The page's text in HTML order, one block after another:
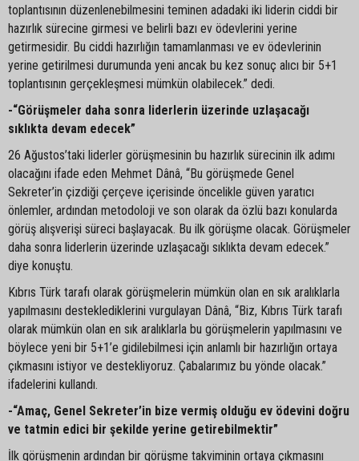
toplantısının düzenlenebilmesini teminen adadaki iki liderin ciddi bir
hazırlık sürecine girmesi ve belirli bazı ev ödevlerini yerine
getirmesidir. Bu ciddi hazırlığın tamamlanması ve ev ödevlerinin
yerine getirilmesi durumunda yeni ancak bu kez sonuç alıcı bir 5+1
toplantısının gerçekleşmesi mümkün olabilecek.” dedi.
-“Görüşmeler daha sonra liderlerin üzerinde uzlaşacağı
sıklıkta devam edecek”
26 Ağustos’taki liderler görüşmesinin bu hazırlık sürecinin ilk adımı
olacağını ifade eden Mehmet Dânâ, “Bu görüşmede Genel
Sekreter’in çizdiği çerçeve içerisinde öncelikle güven yaratıcı
önlemler, ardından metodoloji ve son olarak da özlü bazı konularda
görüş alışverişi süreci başlayacak. Bu ilk görüşme olacak. Görüşmeler
daha sonra liderlerin üzerinde uzlaşacağı sıklıkta devam edecek.”
diye konuştu.
Kıbrıs Türk tarafı olarak görüşmelerin mümkün olan en sık aralıklarla
yapılmasını desteklediklerini vurgulayan Dânâ, “Biz, Kıbrıs Türk tarafı
olarak mümkün olan en sık aralıklarla bu görüşmelerin yapılmasını ve
böylece yeni bir 5+1’e gidilebilmesi için anlamlı bir hazırlığın ortaya
çıkmasını istiyor ve destekliyoruz. Çabalarımız bu yönde olacak.”
ifadelerini kullandı.
-“Amaç, Genel Sekreter’in bize vermiş olduğu ev ödevini doğru
ve tatmin edici bir şekilde yerine getirebilmektir”
İlk görüşmenin ardından bir görüşme takviminin ortaya çıkmasını